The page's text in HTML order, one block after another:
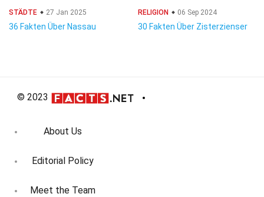
STÄDTE 27 Jan 2025
36 Fakten Über Nassau
RELIGION 06 Sep 2024
30 Fakten Über Zisterzienser
© 2023
About Us
Editorial Policy
Meet the Team